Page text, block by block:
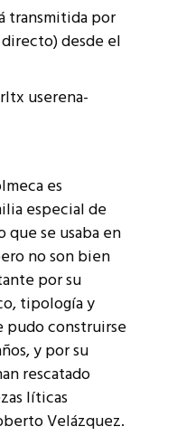
transmitida por
desde el
userena-
es
especial de
que se usaba en
no son bien
por su
tipología y
pudo construirse
y por su
rescatado
líticas
Velázquez.